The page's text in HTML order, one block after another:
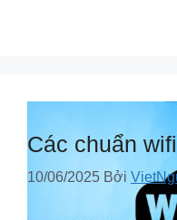
Các chuẩn
10/06/2025 Bởi